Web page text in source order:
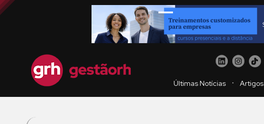
Últimas Notícias ・ Artigos